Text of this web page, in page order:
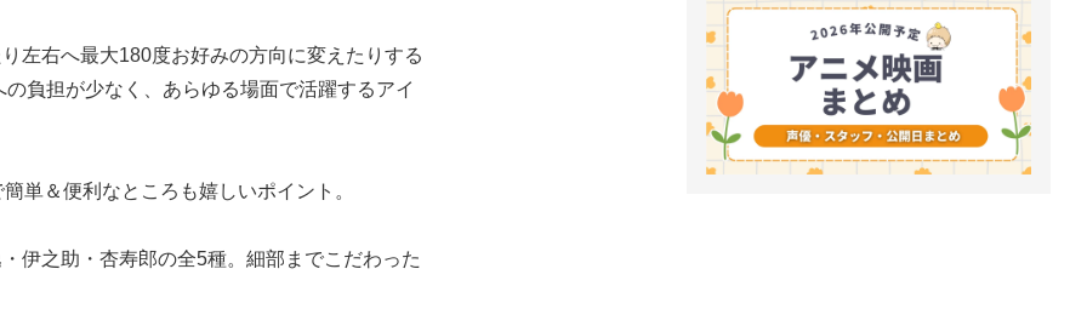
左右へ最大180度お好みの方向に変えたりする
負担が少なく、あらゆる場面で活躍するアイ
単＆便利なところも嬉しいポイント。
伊之助・杏寿郎の全5種。細部までこだわった